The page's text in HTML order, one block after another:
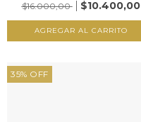
$16.000,00
$10.400,00
35% OFF